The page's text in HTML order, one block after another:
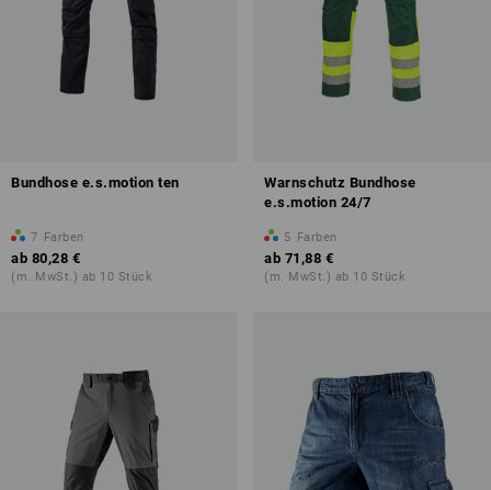
Bundhose e.s.motion ten
7 Farben
ab 80,28 €
(m. MwSt.) ab 10 Stück
Warnschutz Bundhose
e.s.motion 24/7
5 Farben
ab 71,88 €
(m. MwSt.) ab 10 Stück